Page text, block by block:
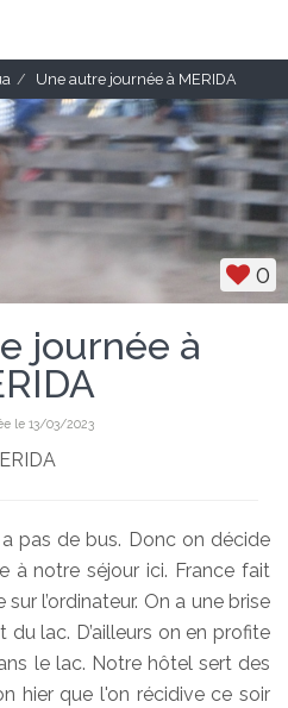
Une autre journée à MERIDA
0
journée à
le 13/03/2023
pas de bus. Donc on décide
à notre séjour ici. France fait
l’ordinateur. On a une brise
lac. D’ailleurs on en profite
le lac. Notre hôtel sert des
hier que l'on récidive ce soir